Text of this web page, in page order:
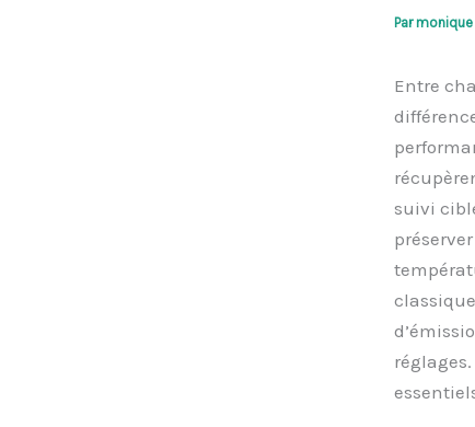
Parmonique
Entre
suivi